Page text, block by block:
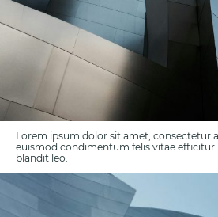
Lorem ipsum dolor sit amet, consectetur
euismod condimentum felis vitae
blandit leo.